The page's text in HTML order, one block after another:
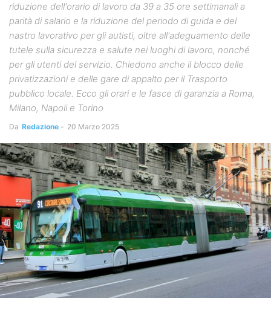
riduzione dell'orario di lavoro da 39 a 35 ore settimanali a
parità di salario e la riduzione del periodo di guida e del
nastro lavorativo per gli autisti, oltre all'adeguamento delle
tutele sulla sicurezza e salute nei luoghi di lavoro, nonché
per gli utenti del servizio. Chiedono anche il blocco delle
privatizzazioni e delle gare di appalto per il Trasporto
pubblico locale. Ecco gli orari e le fasce di garanzia a Roma,
Milano, Napoli e Torino
Da Redazione - 20 Marzo 2025